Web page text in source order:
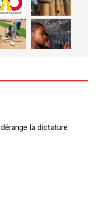
la dictature